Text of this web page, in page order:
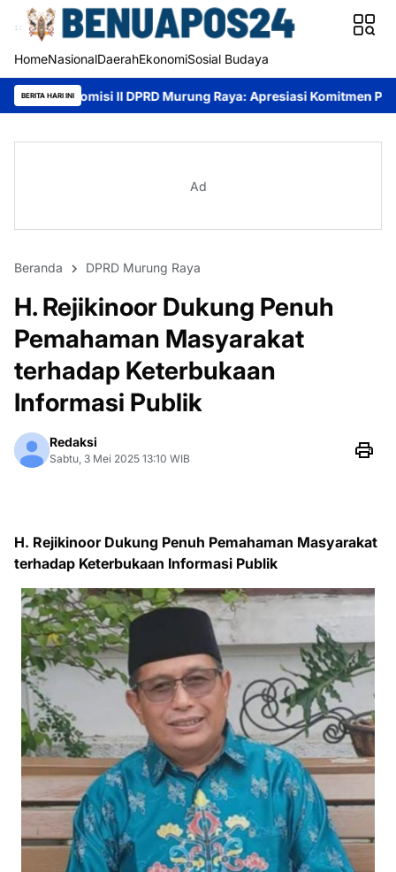
HomeNasionalDaerahEkonomiSosial Budaya
BERITA HARI INI
II DPRD Murung Raya: Apresiasi Komitmen PT AlamTri, namun
Ad
Beranda DPRD Murung Raya
H. Rejikinoor Dukung Penuh
Pemahaman Masyarakat
terhadap Keterbukaan
Informasi Publik
Redaksi
Sabtu, 3 Mei 2025 13:10 WIB
H. Rejikinoor Dukung Penuh Pemahaman Masyarakat
terhadap Keterbukaan Informasi Publik